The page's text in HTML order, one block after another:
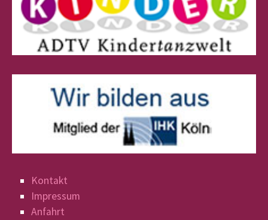
Kontakt
Impressum
Anfahrt